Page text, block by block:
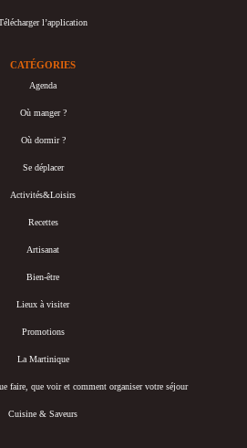
l’application
CATÉGORIES
Agenda
Où manger ?
Où dormir ?
Se déplacer
Activités&Loisirs
Recettes
Artisanat
Bien-être
Lieux à visiter
Promotions
La Martinique
faire, que voir et comment organiser votre séjour
Cuisine & Saveurs